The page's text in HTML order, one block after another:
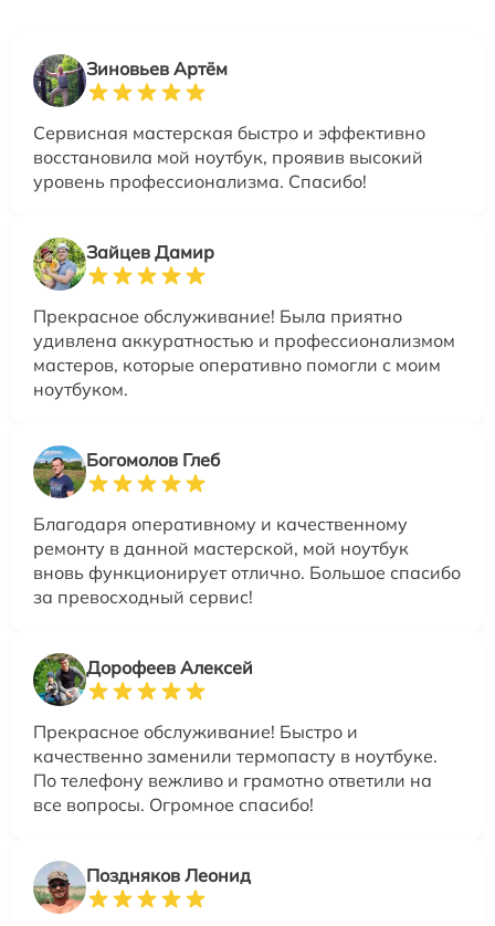
Зиновьев Артём
Сервисная мастерская быстро и эффективно
восстановила мой ноутбук, проявив высокий
уровень профессионализма. Спасибо!
Зайцев Дамир
Прекрасное обслуживание! Была приятно
удивлена аккуратностью и профессионализмом
мастеров, которые оперативно помогли с моим
ноутбуком.
Богомолов Глеб
Благодаря оперативному и качественному
ремонту в данной мастерской, мой ноутбук
вновь функционирует отлично. Большое спасибо
за превосходный сервис!
Дорофеев Алексей
Прекрасное обслуживание! Быстро и
качественно заменили термопасту в ноутбуке.
По телефону вежливо и грамотно ответили на
все вопросы. Огромное спасибо!
Поздняков Леонид